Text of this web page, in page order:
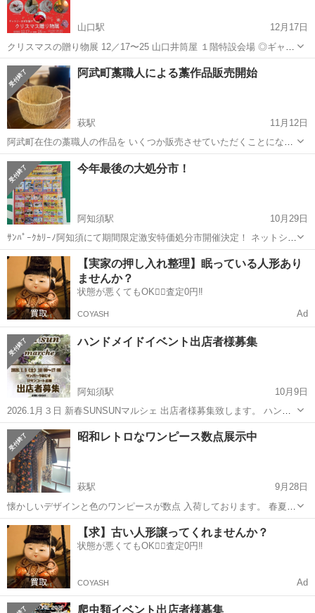
山口駅
12月17日
クリスマスの贈り物展 12／17〜25 山口井筒屋 １階特設会場 ◎ギャラ
リーまねき猫や 主催 Facebookイベントページ
https://www.facebook.com/share/17QBHBraif/
山口 山口市 山口駅 展示会 ページ
阿武町藁職人による藁作品販売開始
萩駅
11月12日
阿武町在住の藁職人の作品を いくつか販売させていただくことになり
ました。 すべて手作業のため、1点ものになります。 また、宝珠飾り
のオーダーも受付中です。 手間と時間と魂を込めて作られた作品。 量
産化された効率重視の作品...
山口 萩市 萩駅 展示会
今年最後の大処分市！
阿知須駅
10月29日
ｻﾝﾊﾟｰｸｶﾘｰﾉ阿知須にて期間限定激安特価処分市開催決定！ ネットショ
ップやSNSで話題の商品を集めました！実物を見て、触って、すぐ買
える！皆様のご来店心よりお待ちいたします。 場所・ｻﾝﾊﾟｰｸｶﾘｰﾉ阿知
須 ...
山口 山口市 阿知須駅 展示会 会場
【実家の押し入れ整理】眠っている人形あり
ませんか？
状態が悪くてもOK🙆‍♀️査定0円‼️
COYASH Ad
ハンドメイドイベント出店者様募集
阿知須駅
10月9日
2026.1月３日 新春SUNSUNマルシェ 出店者様募集致します。 ハンド
メイド作品 セレクト品 手作りお菓子 その他お問い合わせ下さいま
せ。
山口 山口市 阿知須駅 ハンドメイド
昭和レトロなワンピース数点展示中
萩駅
9月28日
懐かしいデザインと色のワンピースが数点 入荷しております。 春夏〜
秋冬 サイズはSサイズになります。 今後もワンピース増やしていく
予定です。
山口 萩市 萩駅 展示会 レトロ
【求】古い人形譲ってくれませんか？
状態が悪くてもOK🙆‍♀️査定0円‼️
COYASH Ad
爬虫類イベント出店者様募集